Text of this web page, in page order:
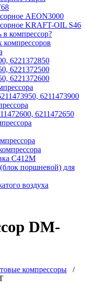
AEON3000
KRAFT-OIL S46
в компрессор?
компрессоров
6221372850
6221372500
6221372600
6211473900
6211472650
С412М
поршневой) для
воздуха
DM-
компрессоры /